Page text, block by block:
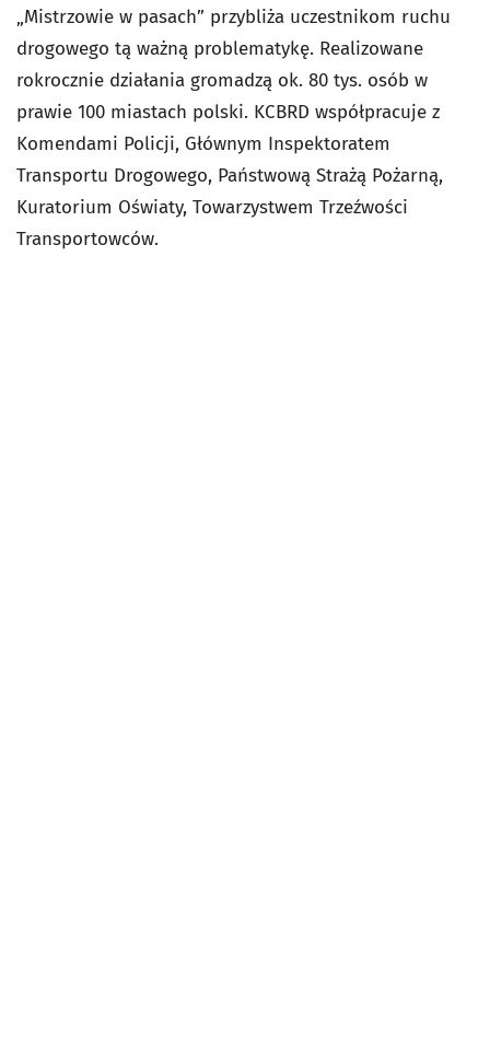
„Mistrzowie w pasach” przybliża uczestnikom ruchu
drogowego tą ważną problematykę. Realizowane
rokrocznie działania gromadzą ok. 80 tys. osób w
prawie 100 miastach polski. KCBRD współpracuje z
Komendami Policji, Głównym Inspektoratem
Transportu Drogowego, Państwową Strażą Pożarną,
Kuratorium Oświaty, Towarzystwem Trzeźwości
Transportowców.